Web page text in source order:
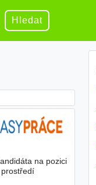
Hledat
na pozici